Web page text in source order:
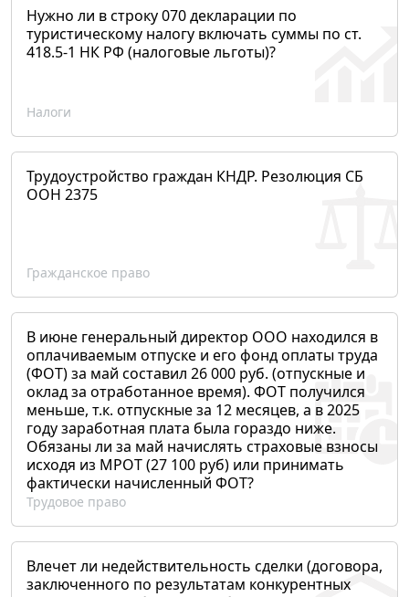
Нужно ли в строку 070 декларации по
туристическому налогу включать суммы по ст.
418.5-1 НК РФ (налоговые льготы)?
Налоги
Трудоустройство граждан КНДР. Резолюция СБ
ООН 2375
Гражданское право
В июне генеральный директор ООО находился в
оплачиваемым отпуске и его фонд оплаты труда
(ФОТ) за май составил 26 000 руб. (отпускные и
оклад за отработанное время). ФОТ получился
меньше, т.к. отпускные за 12 месяцев, а в 2025
году заработная плата была гораздо ниже.
Обязаны ли за май начислять страховые взносы
исходя из МРОТ (27 100 руб) или принимать
фактически начисленный ФОТ?
Трудовое право
Влечет ли недействительность сделки (договора,
заключенного по результатам конкурентных